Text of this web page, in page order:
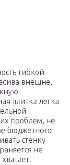
гибкой
внешне,
плитка легка
проблем, не
бюджетного
стенку
не